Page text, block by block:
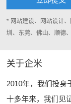
* 网站建设、网站设计
圳、东莞、佛山、顺德
关于企米
2010年，我们投身
十多年来，我们见